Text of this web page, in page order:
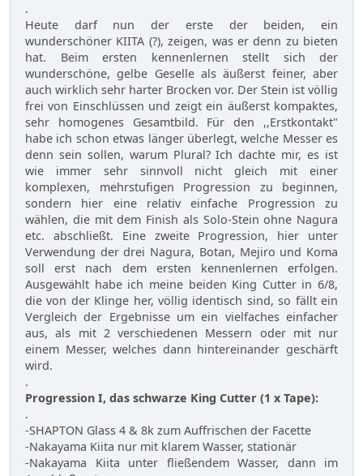
.
Heute darf nun der erste der beiden, ein
wunderschöner KIITA (?), zeigen, was er denn zu bieten
hat. Beim ersten kennenlernen stellt sich der
wunderschöne, gelbe Geselle als äußerst feiner, aber
auch wirklich sehr harter Brocken vor. Der Stein ist völlig
frei von Einschlüssen und zeigt ein äußerst kompaktes,
sehr homogenes Gesamtbild. Für den ,,Erstkontakt"
habe ich schon etwas länger überlegt, welche Messer es
denn sein sollen, warum Plural? Ich dachte mir, es ist
wie immer sehr sinnvoll nicht gleich mit einer
komplexen, mehrstufigen Progression zu beginnen,
sondern hier eine relativ einfache Progression zu
wählen, die mit dem Finish als Solo-Stein ohne Nagura
etc. abschließt. Eine zweite Progression, hier unter
Verwendung der drei Nagura, Botan, Mejiro und Koma
soll erst nach dem ersten kennenlernen erfolgen.
Ausgewählt habe ich meine beiden King Cutter in 6/8,
die von der Klinge her, völlig identisch sind, so fällt ein
Vergleich der Ergebnisse um ein vielfaches einfacher
aus, als mit 2 verschiedenen Messern oder mit nur
einem Messer, welches dann hintereinander geschärft
wird.
.
Progression I, das schwarze King Cutter (1 x Tape):
.
-SHAPTON Glass 4 & 8k zum Auffrischen der Facette
-Nakayama Kiita nur mit klarem Wasser, stationär
-Nakayama Kiita unter fließendem Wasser, dann im